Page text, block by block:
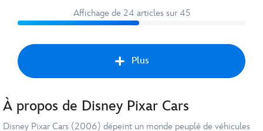
Affichage de 24 articles sur 45
Plus
À propos de Disney Pixar Cars
Disney Pixar Cars (2006) dépeint un monde peuplé de véhicules